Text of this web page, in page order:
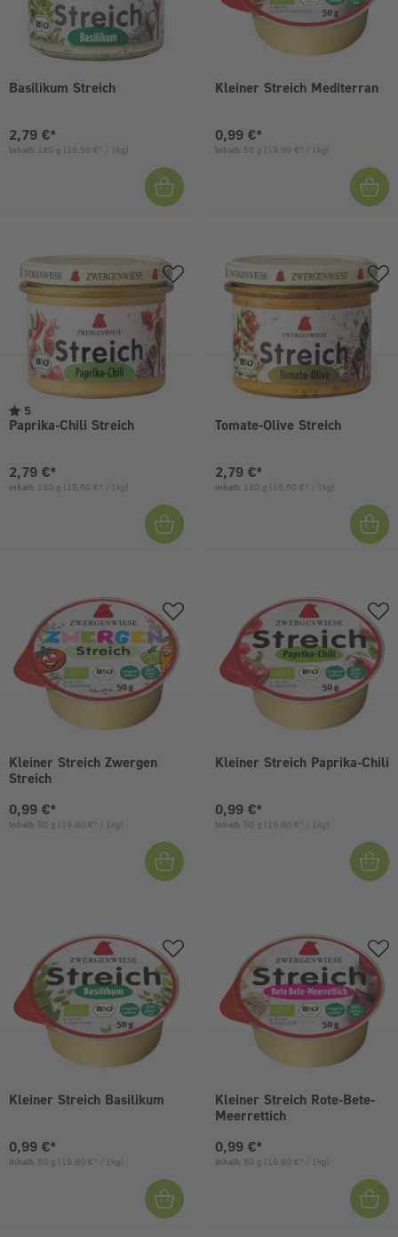
Basilikum Streich
Aktueller Preis:
2,79 €*
Inhalt: 180 g (15,50 €* / 1kg)
Kleiner Streich Mediterran
Aktueller Preis:
0,99 €*
Inhalt: 50 g (19,80 €* / 1kg)
5
Paprika-Chili Streich
Aktueller Preis:
2,79 €*
Inhalt: 180 g (15,50 €* / 1kg)
Tomate-Olive Streich
Aktueller Preis:
2,79 €*
Inhalt: 180 g (15,50 €* / 1kg)
Kleiner Streich Zwergen
Streich
Aktueller Preis:
0,99 €*
Inhalt: 50 g (19,80 €* / 1kg)
Kleiner Streich Paprika-Chili
Aktueller Preis:
0,99 €*
Inhalt: 50 g (19,80 €* / 1kg)
Kleiner Streich Basilikum
Aktueller Preis:
0,99 €*
Inhalt: 50 g (19,80 €* / 1kg)
Kleiner Streich Rote-Bete-
Meerrettich
Aktueller Preis:
0,99 €*
Inhalt: 50 g (19,80 €* / 1kg)